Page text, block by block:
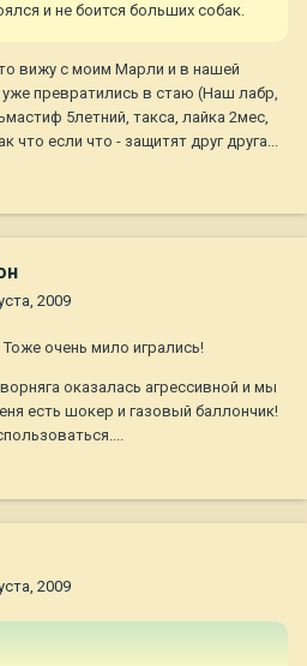
и не боится больших собак.
вижу с моим Марли и в нашей
уже превратились в стаю (Наш лабр,
5летний, такса, лайка 2мес,
что если что - защитят друг друга...
2009
очень мило игрались!
оказалась агрессивной и мы
есть шокер и газовый баллончик!
2009